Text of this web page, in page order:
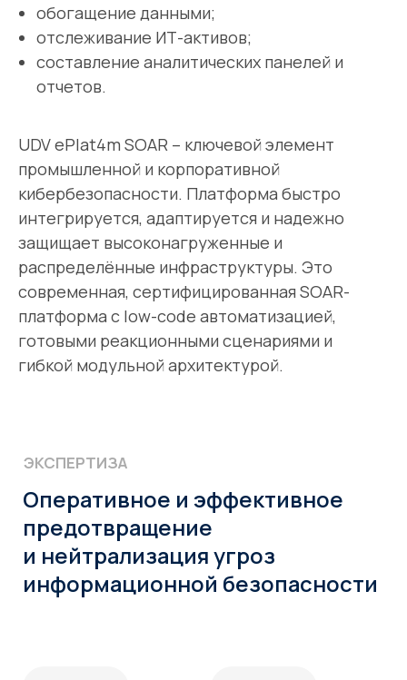
обогащение данными;
отслеживание ИТ-активов;
составление аналитических панелей и
отчетов.
UDV ePlat4m SOAR – ключевой элемент
промышленной и корпоративной
кибербезопасности. Платформа быстро
интегрируется, адаптируется и надежно
защищает высоконагруженные и
распределённые инфраструктуры. Это
современная, сертифицированная SOAR-
платформа с low-code автоматизацией,
готовыми реакционными сценариями и
гибкой модульной архитектурой.
Гарантия качества
Беремся только за то,
что в состоянии
выполнить
Выполнение работ
Проектируем,
География
поставок
Практический опыт
Поставляем
оборудование
и выполняем работы
по всей России
5 лет непрерывного
опыта в ИТ/ИБ
Наши клиенты говорят о нас